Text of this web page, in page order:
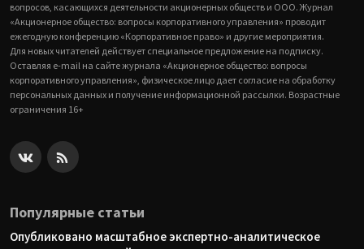
вопросов, касающихся деятельности акционерных обществ и ООО. Журнал
«Акционерное общество: вопросы корпоративного управления» проводит
ежегодную конференцию «Корпоративное право» и другие мероприятия.
Для новых читателей действует специальное предложение на подписку.
Оставляя e-mail на сайте журнала «Акционерное общество: вопросы
корпоративного управления», физическое лицо дает согласие на обработку
персональных данных и получение информационной рассылки. Возрастные
ограничения 16+
Популярные статьи
Опубликовано масштабное экспертно-аналитическое